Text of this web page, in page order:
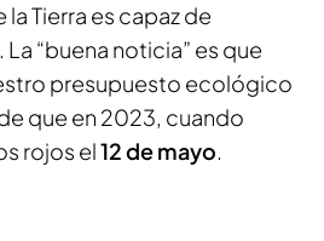
Tierra es capaz de
“buena noticia” es que
presupuesto ecológico
que en 2023, cuando
rojos el12 de mayo.